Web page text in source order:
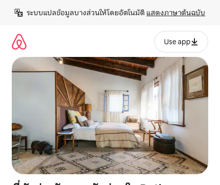
เนื้อหา
ระบบแปลข้อมูลบางส่วนให้โดยอัตโนมัติ แสดงภาษาต้นฉบับ
Use app